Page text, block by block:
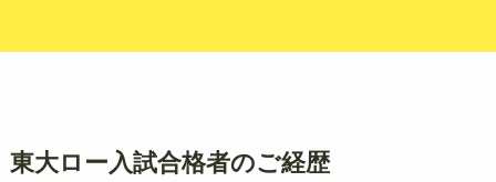
東大ロー入試合格者のご経歴